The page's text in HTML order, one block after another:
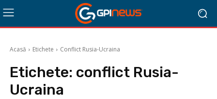
Acasă Etichete Conflict Rusia-Ucraina
Etichete: conflict Rusia-
Ucraina